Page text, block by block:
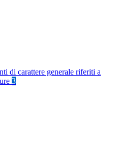
di carattere generale riferiti a
3